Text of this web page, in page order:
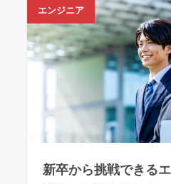
エンジニア
新卒から挑戦できる